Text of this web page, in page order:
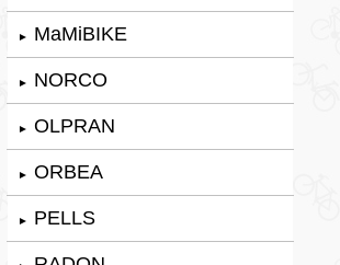
► MaMiBIKE
► NORCO
► OLPRAN
► ORBEA
► PELLS